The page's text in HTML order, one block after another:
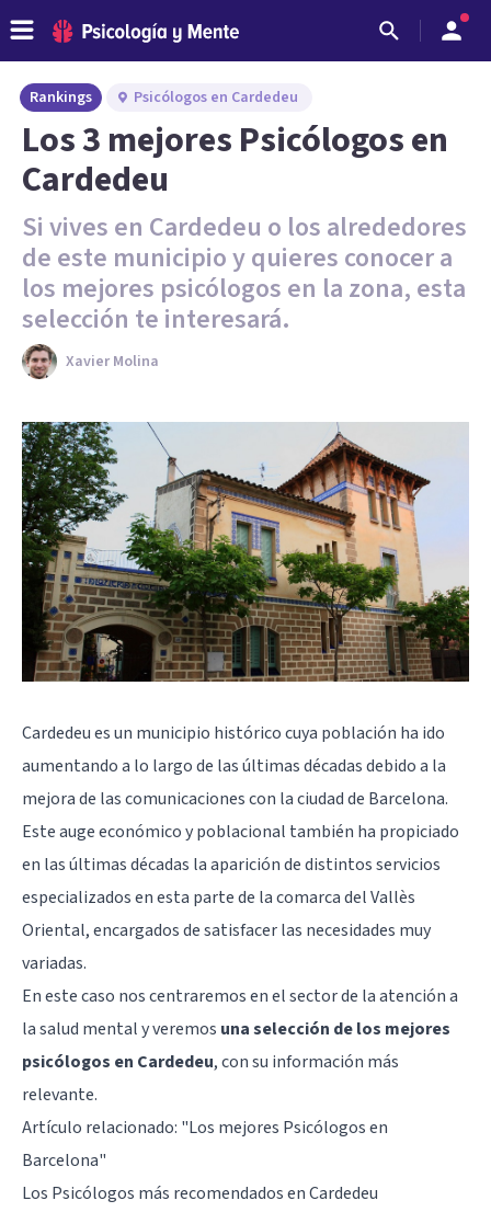
Rankings Psicólogos en Cardedeu
Los 3 mejores Psicólogos en
Cardedeu
Si vives en Cardedeu o los alrededores
de este municipio y quieres conocer a
los mejores psicólogos en la zona, esta
selección te interesará.
Xavier Molina
Cardedeu es un municipio histórico cuya población ha ido
aumentando a lo largo de las últimas décadas debido a la
mejora de las comunicaciones con la ciudad de Barcelona.
Este auge económico y poblacional también ha propiciado
en las últimas décadas la aparición de distintos servicios
especializados en esta parte de la comarca del Vallès
Oriental, encargados de satisfacer las necesidades muy
variadas.
En este caso nos centraremos en el sector de la atención a
la salud mental y veremos una selección de los mejores
psicólogos en Cardedeu, con su información más
relevante.
Artículo relacionado: "Los mejores Psicólogos en
Barcelona"
Los Psicólogos más recomendados en Cardedeu